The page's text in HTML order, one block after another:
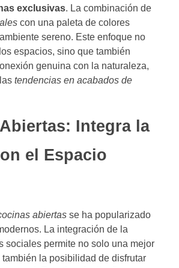
exclusivas. La combinación de
con una paleta de colores
sereno. Este enfoque no
espacios, sino que también
genuina con la naturaleza,
tendencias en acabados de
Integra la
el Espacio
abiertas se ha popularizado
La integración de la
sociales permite no solo una mejor
la posibilidad de disfrutar